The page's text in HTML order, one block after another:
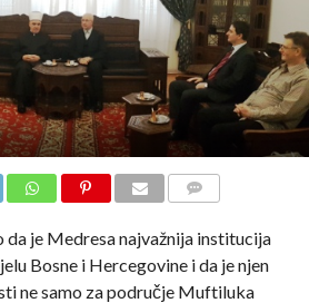
da je Medresa najvažnija institucija
Bosne i Hercegovine i da je njen
ne samo za područje Muftiluka